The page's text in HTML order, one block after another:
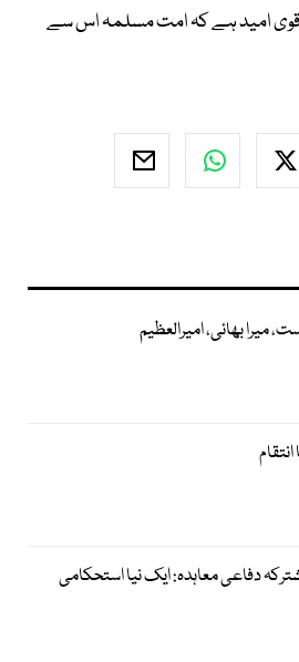
امید ہے کہ امت مسلمہ اس سے
میرا بھائی، امیرالعظیم
دفاعی معاہدہ: ایک نیا استحکامی